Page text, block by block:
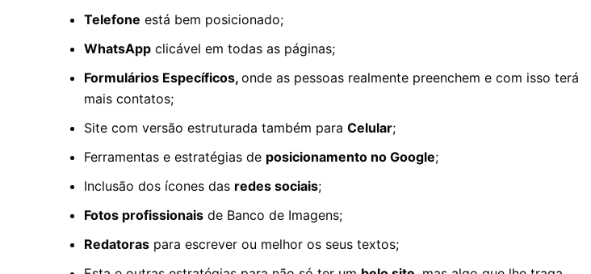
Telefone está bem posicionado;
WhatsApp clicável em todas as páginas;
Formulários Específicos, onde as pessoas realmente preenchem e com isso terá
mais contatos;
Site com versão estruturada também para Celular;
Ferramentas e estratégias de posicionamento no Google;
Inclusão dos ícones das redes sociais;
Fotos profissionais de Banco de Imagens;
Redatoras para escrever ou melhor os seus textos;